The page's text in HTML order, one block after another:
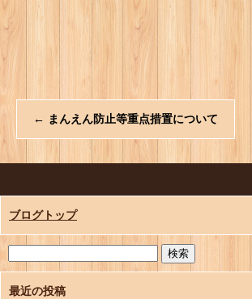
← まんえん防止等重点措置について
ブログトップ
最近の投稿